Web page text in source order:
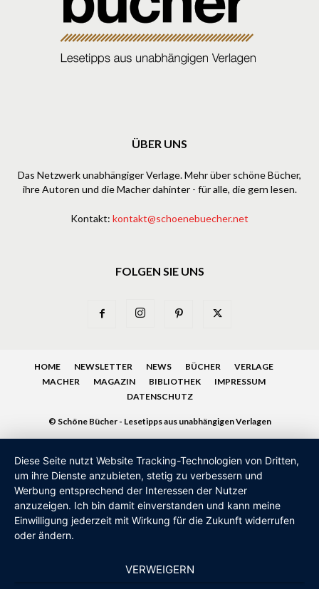
ÜBER UNS
Das Netzwerk unabhängiger Verlage. Mehr über schöne Bücher,
ihre Autoren und die Macher dahinter - für alle, die gern lesen.
Kontakt: kontakt@schoenebuecher.net
FOLGEN SIE UNS
HOME NEWSLETTER NEWS BÜCHER
VERLAGE
MACHER
MAGAZIN BIBLIOTHEK
IMPRESSUM
DATENSCHUTZ
© Schöne Bücher - Lesetipps aus unabhängigen Verlagen
Diese Seite nutzt Website Tracking-Technologien von Dritten,
um ihre Dienste anzubieten, stetig zu verbessern und
Werbung entsprechend der Interessen der Nutzer
anzuzeigen. Ich bin damit einverstanden und kann meine
Einwilligung jederzeit mit Wirkung für die Zukunft widerrufen
oder ändern.
VERWEIGERN